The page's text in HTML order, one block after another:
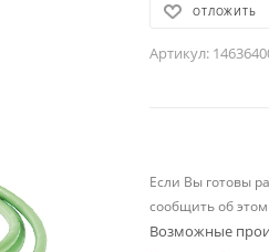
ОТЛОЖИТЬ
Артикул:
Если Вы готовы
сообщить об
Возможные